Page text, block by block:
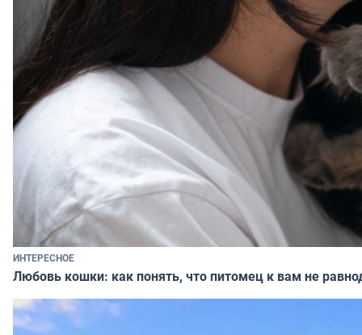
ИНТЕРЕСНОЕ
Любовь кошки: как понять, что питомец к вам не